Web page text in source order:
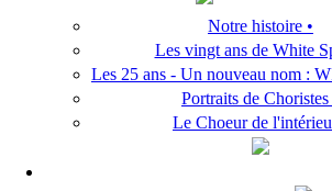
Notre histoire •
Les vingt ans de White
Les 25 ans - Un nouveau nom :
Portraits de Choristes
Le Choeur de